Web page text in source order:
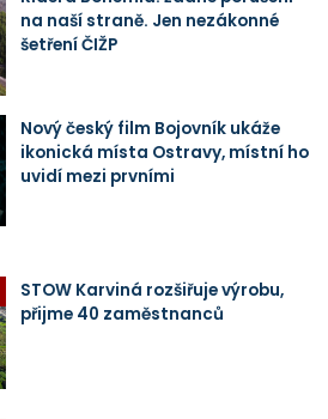
na naší straně. Jen nezákonné
šetření ČIŽP
Nový český film Bojovník ukáže
ikonická místa Ostravy, místní ho
uvidí mezi prvními
STOW Karviná rozšiřuje výrobu,
přijme 40 zaměstnanců